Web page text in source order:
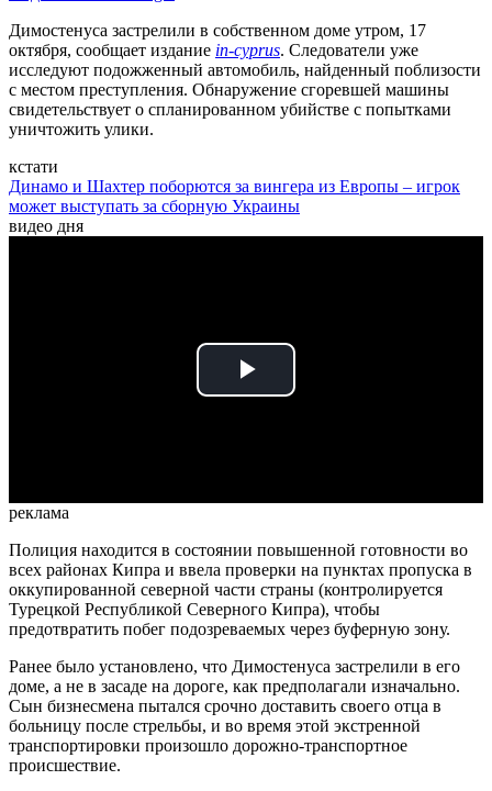
Димостенуса застрелили в собственном доме утром, 17
октября, сообщает издание in-cyprus. Следователи уже
исследуют подожженный автомобиль, найденный поблизости
с местом преступления. Обнаружение сгоревшей машины
свидетельствует о спланированном убийстве с попытками
уничтожить улики.
кстати
Динамо и Шахтер поборются за вингера из Европы – игрок
может выступать за сборную Украины
видео дня
Play
реклама
Полиция находится в состоянии повышенной готовности во
всех районах Кипра и ввела проверки на пунктах пропуска в
оккупированной северной части страны (контролируется
Турецкой Республикой Северного Кипра), чтобы
предотвратить побег подозреваемых через буферную зону.
Ранее было установлено, что Димостенуса застрелили в его
доме, а не в засаде на дороге, как предполагали изначально.
Сын бизнесмена пытался срочно доставить своего отца в
больницу после стрельбы, и во время этой экстренной
транспортировки произошло дорожно-транспортное
происшествие.